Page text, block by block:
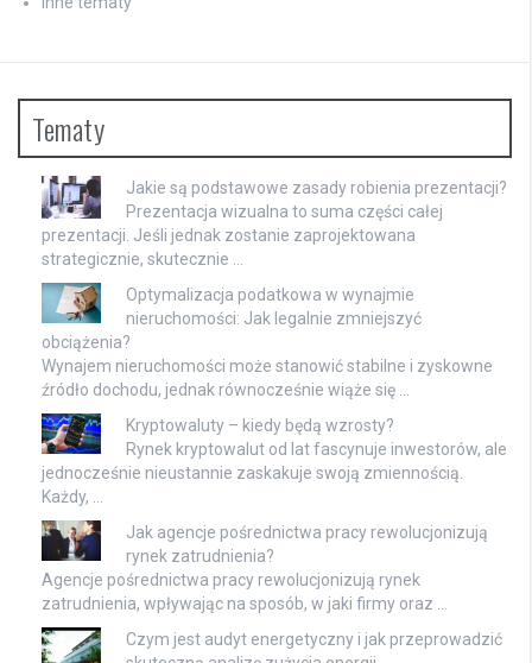
Tematy
Jakie są podstawowe zasady robienia prezentacji?
Prezentacja wizualna to suma części całej
prezentacji. Jeśli jednak zostanie zaprojektowana
strategicznie, skutecznie …
Optymalizacja podatkowa w wynajmie
nieruchomości: Jak legalnie zmniejszyć
obciążenia?
Wynajem nieruchomości może stanowić stabilne i zyskowne
źródło dochodu, jednak równocześnie wiąże się …
Kryptowaluty – kiedy będą wzrosty?
Rynek kryptowalut od lat fascynuje inwestorów, ale
jednocześnie nieustannie zaskakuje swoją zmiennością.
Każdy, …
Jak agencje pośrednictwa pracy rewolucjonizują
rynek zatrudnienia?
Agencje pośrednictwa pracy rewolucjonizują rynek
zatrudnienia, wpływając na sposób, w jaki firmy oraz …
Czym jest audyt energetyczny i jak przeprowadzić